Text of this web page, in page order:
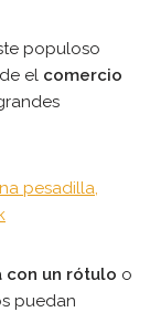
populoso
el comercio
pesadilla,
con un rótulo o
puedan